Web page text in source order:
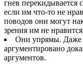
гнев перекидывается
если им что-то не
поводов они могут
зрения им не
Они упрямы. Даже
аргументировано
аргументов.